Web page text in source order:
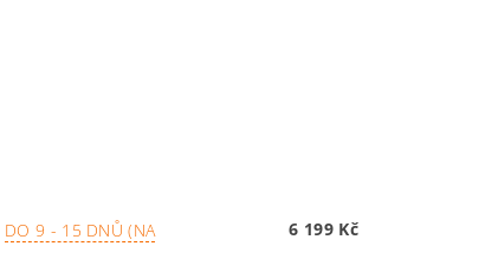
DO 9 - 15 DNŮ (NA
6 199 Kč